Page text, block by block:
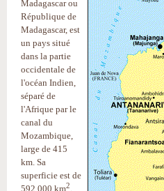
Madagascar ou
République de
Madagascar, est
un pays situé
dans la partie
occidentale de
l'océan Indien,
séparé de
l'Afrique par le
canal du
Mozambique,
large de 415
km. Sa
superficie est de
592 000 km2.